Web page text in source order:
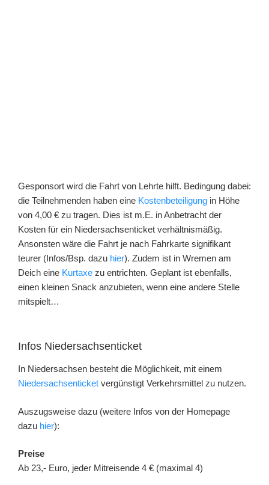
Gesponsort wird die Fahrt von Lehrte hilft. Bedingung dabei:
die Teilnehmenden haben eine Kostenbeteiligung in Höhe
von 4,00 € zu tragen. Dies ist m.E. in Anbetracht der
Kosten für ein Niedersachsenticket verhältnismäßig.
Ansonsten wäre die Fahrt je nach Fahrkarte signifikant
teurer (Infos/Bsp. dazu hier). Zudem ist in Wremen am
Deich eine Kurtaxe zu entrichten. Geplant ist ebenfalls,
einen kleinen Snack anzubieten, wenn eine andere Stelle
mitspielt…
Infos Niedersachsenticket
In Niedersachsen besteht die Möglichkeit, mit einem
Niedersachsenticket vergünstigt Verkehrsmittel zu nutzen.
Auszugsweise dazu (weitere Infos von der Homepage
dazu hier):
Preise
Ab 23,- Euro, jeder Mitreisende 4 € (maximal 4)